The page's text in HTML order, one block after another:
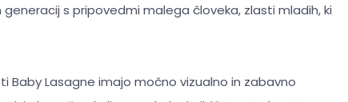
s pripovedmi malega človeka, zlasti mladih, ki
Baby Lasagne imajo močno vizualno in zabavno